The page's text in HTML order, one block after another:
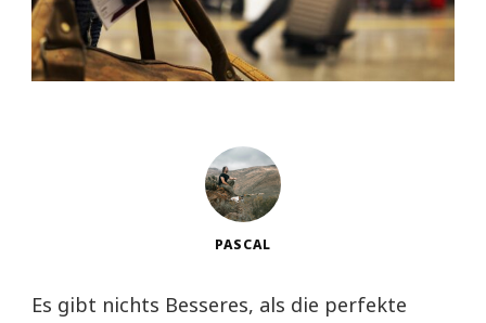
PASCAL
Es gibt nichts Besseres, als die perfekte